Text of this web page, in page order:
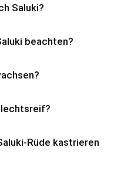
Saluki?
beachten?
Rüde kastrieren